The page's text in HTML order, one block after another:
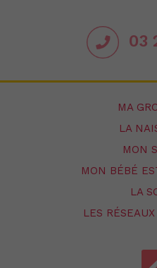
03
MA
LA
MON
MON BÉBÉ
LA
LES